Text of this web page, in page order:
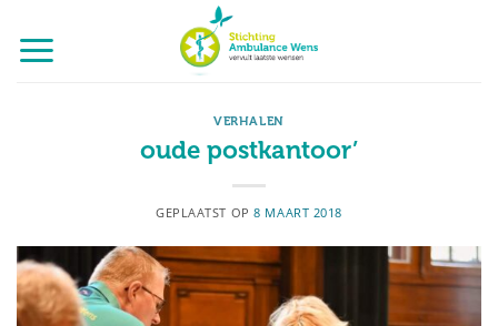
naar
inhoud
VERHALEN
oude postkantoor’
GEPLAATST OP8 MAART 2018